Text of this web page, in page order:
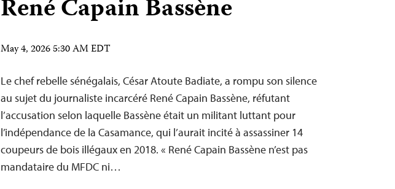
René Capain Bassène
May 4, 2026 5:30 AM EDT
Le chef rebelle sénégalais, César Atoute Badiate, a rompu son silence
au sujet du journaliste incarcéré René Capain Bassène, réfutant
l’accusation selon laquelle Bassène était un militant luttant pour
l’indépendance de la Casamance, qui l’aurait incité à assassiner 14
coupeurs de bois illégaux en 2018. « René Capain Bassène n’est pas
mandataire du MFDC ni…